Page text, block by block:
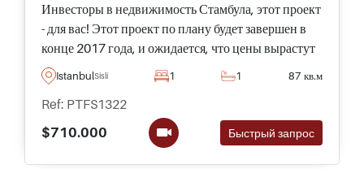
Инвесторы в недвижимость Стамбула, этот проект
- для вас! Этот проект по плану будет завершен в
конце 2017 года, и ожидается, что цены вырастут
на 40% после завершения.
IstanbulSisli 1 1 87 кв.м
Ref: PTFS1322
$710.000
Быстрый запрос